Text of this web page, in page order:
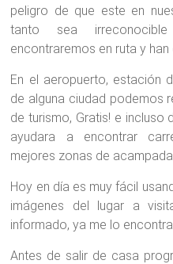
peligro de que este en
tanto sea
encontraremos en ruta y han
En el aeropuerto, estación
de alguna ciudad podemos
de turismo, Gratis! e
ayudara a encontrar
mejores zonas de acampada.
Hoy en día es muy fácil
imágenes del lugar a
informado, ya me lo
Antes de salir de casa